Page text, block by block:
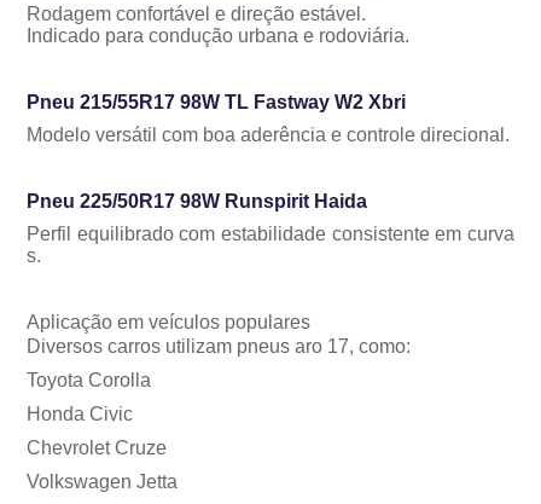
Rodagem confortável e direção estável.
Indicado para condução urbana e rodoviária.
Pneu 215/55R17 98W TL Fastway W2 Xbri
Modelo versátil com boa aderência e controle direcional.
Pneu 225/50R17 98W Runspirit Haida
Perfil equilibrado com estabilidade consistente em curva
s.
Aplicação em veículos populares
Diversos carros utilizam pneus aro 17, como:
Toyota Corolla
Honda Civic
Chevrolet Cruze
Volkswagen Jetta